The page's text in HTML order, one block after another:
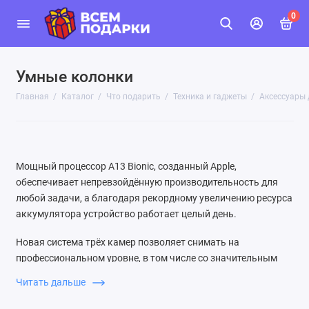
0
Умные колонки
Главная Каталог Что подарить Техника и гаджеты Аксессуары
Мощный процессор A13 Bionic, созданный Apple,
обеспечивает непревзойдённую производительность для
любой задачи, а благодаря рекордному увеличению ресурса
аккумулятора устройство работает целый день.
Новая система трёх камер позволяет снимать на
профессиональном уровне, в том числе со значительным
Камера также обеспечивает видео высочайшего качества и
Читать дальше